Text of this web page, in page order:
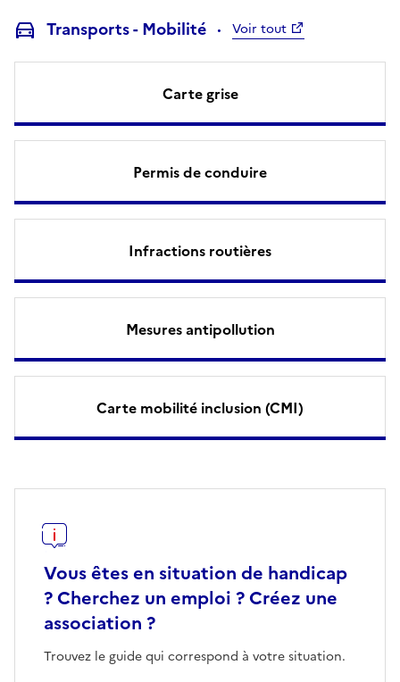
Transports - Mobilité Voir tout
Carte grise
Permis de conduire
Infractions routières
Mesures antipollution
Carte mobilité inclusion (CMI)
Vous êtes en situation de handicap
? Cherchez un emploi ? Créez une
association ?
Trouvez le guide qui correspond à votre situation.